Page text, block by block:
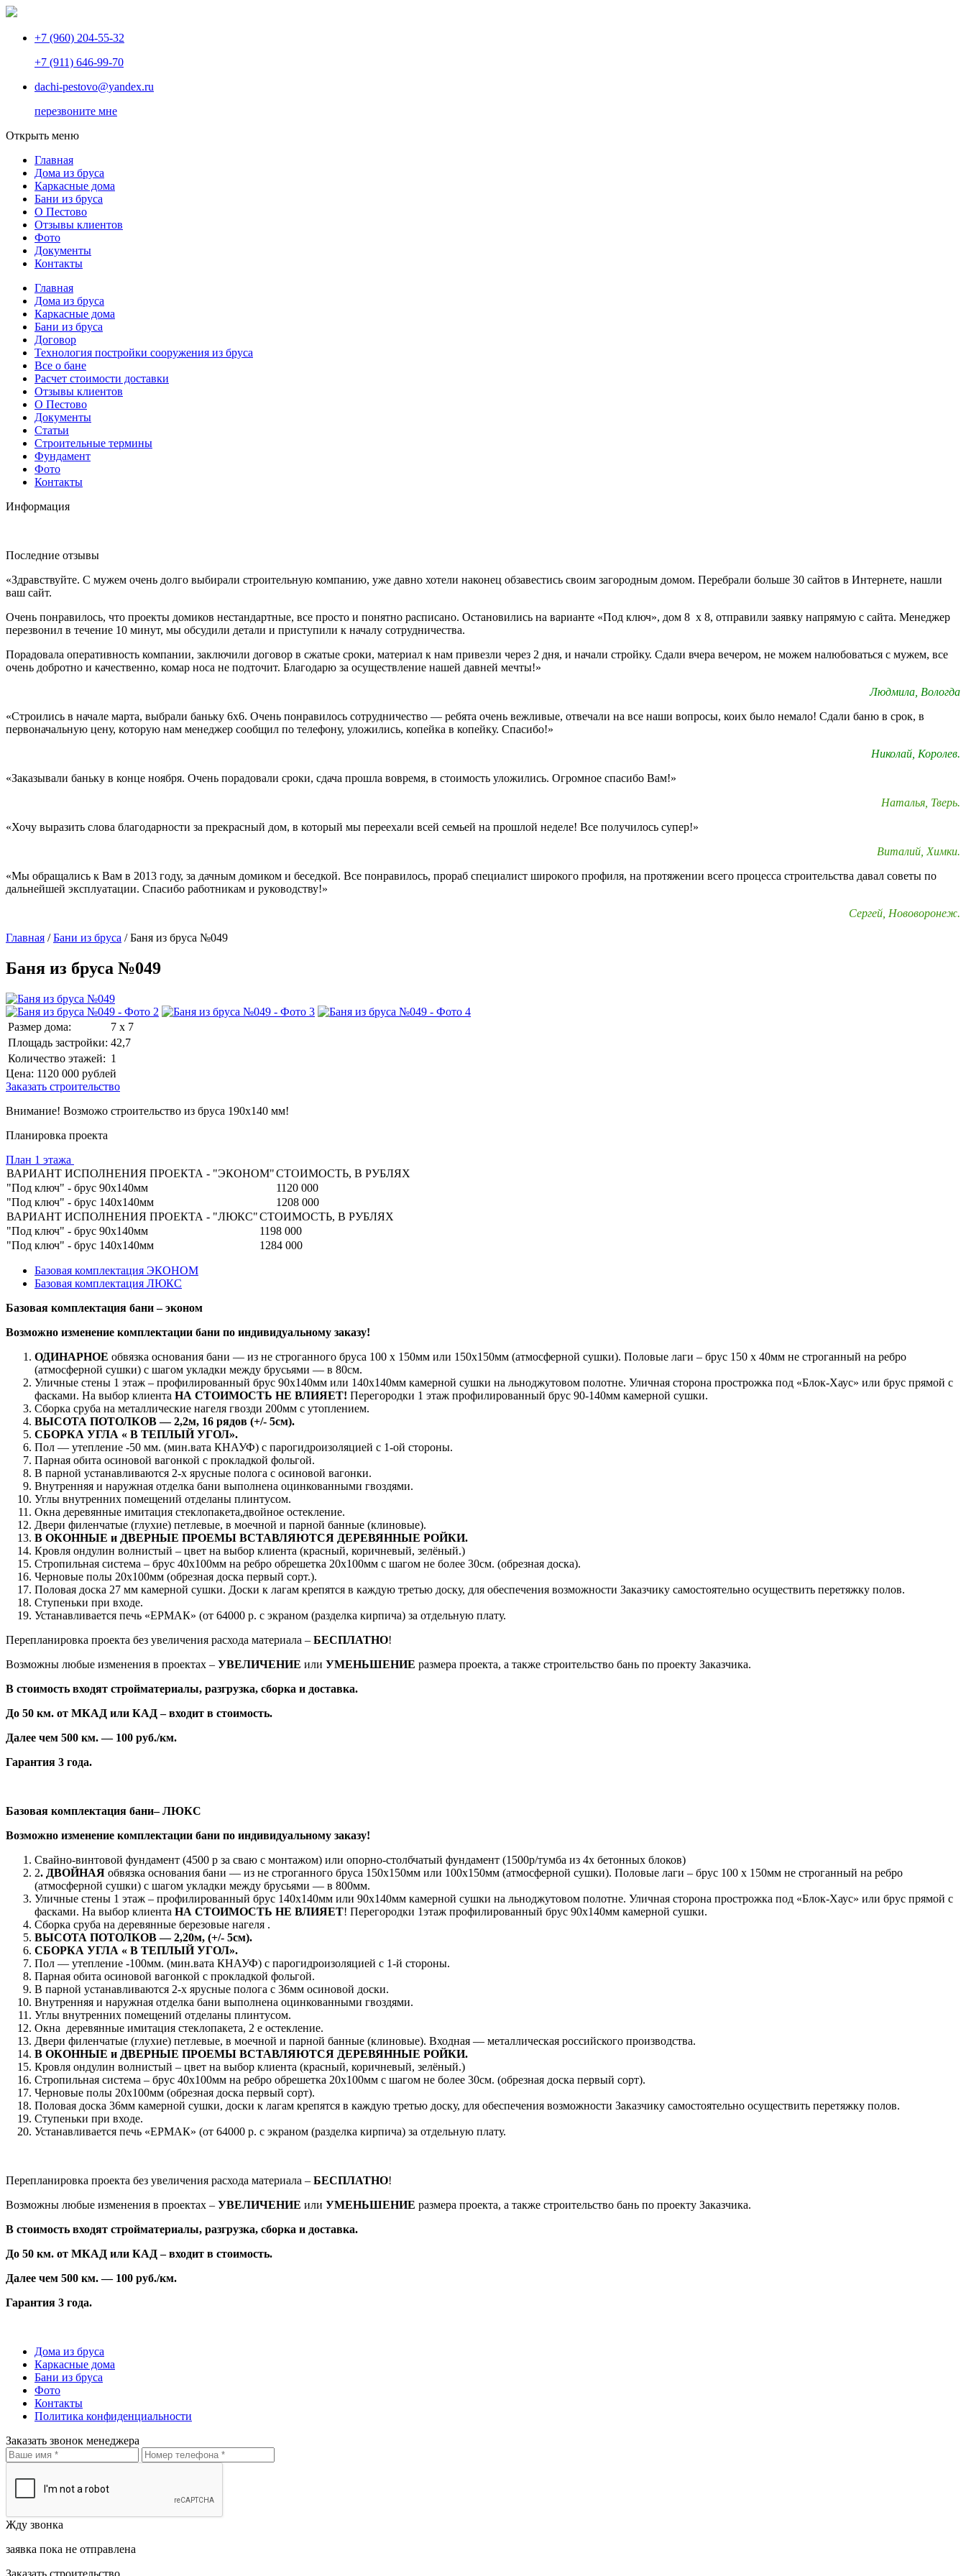
+7 (960) 204-55-32
+7 (911) 646-99-70
dachi-pestovo@yandex.ru
перезвоните мне
Открыть меню
Главная
Дома из бруса
Каркасные дома
Бани из бруса
О Пестово
Отзывы клиентов
Фото
Документы
Контакты
Главная
Дома из бруса
Каркасные дома
Бани из бруса
Договор
Технология постройки сооружения из бруса
Все о бане
Расчет стоимости доставки
Отзывы клиентов
О Пестово
Документы
Статьи
Строительные термины
Фундамент
Фото
Контакты
Информация
Последние отзывы
«Здравствуйте. С мужем очень долго выбирали строительную компанию, уже давно хотели наконец обзавестись своим загородным домом. Перебрали больше 30 сайтов в Интернете, нашли
ваш сайт.
Очень понравилось, что проекты домиков нестандартные, все просто и понятно расписано. Остановились на варианте «Под ключ», дом 8 х 8, отправили заявку напрямую с сайта. Менеджер
перезвонил в течение 10 минут, мы обсудили детали и приступили к началу сотрудничества.
Порадовала оперативность компании, заключили договор в сжатые сроки, материал к нам привезли через 2 дня, и начали стройку. Сдали вчера вечером, не можем налюбоваться с мужем, все
очень добротно и качественно, комар носа не подточит. Благодарю за осуществление нашей давней мечты!»
Людмила, Вологда
«Строились в начале марта, выбрали баньку 6х6. Очень понравилось сотрудничество — ребята очень вежливые, отвечали на все наши вопросы, коих было немало! Сдали баню в срок, в
первоначальную цену, которую нам менеджер сообщил по телефону, уложились, копейка в копейку. Спасибо!»
Николай, Королев.
«Заказывали баньку в конце ноября. Очень порадовали сроки, сдача прошла вовремя, в стоимость уложились. Огромное спасибо Вам!»
Наталья, Тверь.
«Хочу выразить слова благодарности за прекрасный дом, в который мы переехали всей семьей на прошлой неделе! Все получилось супер!»
Виталий, Химки.
«Мы обращались к Вам в 2013 году, за дачным домиком и беседкой. Все понравилось, прораб специалист широкого профиля, на протяжении всего процесса строительства давал советы по
дальнейшей эксплуатации. Спасибо работникам и руководству!»
Сергей, Нововоронеж.
Главная /Бани из бруса /Баня из бруса №049
Баня из бруса №049
Размер дома:
7 x 7
Площадь застройки: 42,7
Количество этажей: 1
Цена: 1120 000 рублей
Заказать строительство
Внимание! Возможо строительство из бруса 190х140 мм!
Планировка проекта
План 1 этажа
ВАРИАНТ ИСПОЛНЕНИЯ ПРОЕКТА - "ЭКОНОМ"СТОИМОСТЬ, В РУБЛЯХ
"Под ключ" - брус 90х140мм
1120 000
"Под ключ" - брус 140х140мм
1208 000
ВАРИАНТ ИСПОЛНЕНИЯ ПРОЕКТА - "ЛЮКС"СТОИМОСТЬ, В РУБЛЯХ
"Под ключ" - брус 90х140мм
1198 000
"Под ключ" - брус 140х140мм
1284 000
Базовая комплектация ЭКОНОМ
Базовая комплектация ЛЮКС
Базовая комплектация бани – эконом
Возможно изменение комплектации бани по индивидуальному заказу!
ОДИНАРНОЕ обвязка основания бани — из не строганного бруса 100 х 150мм или 150х150мм (атмосферной сушки). Половые лаги – брус 150 х 40мм не строганный на ребро
(атмосферной сушки) с шагом укладки между брусьями — в 80см.
Уличные стены 1 этаж – профилированный брус 90х140мм или 140х140мм камерной сушки на льноджутовом полотне. Уличная сторона прострожка под «Блок-Хаус» или брус прямой с
фасками. На выбор клиента НА СТОИМОСТЬ НЕ ВЛИЯЕТ! Перегородки 1 этаж профилированный брус 90-140мм камерной сушки.
Сборка сруба на металлические нагеля гвозди 200мм с утоплением.
ВЫСОТА ПОТОЛКОВ — 2,2м, 16 рядов (+/- 5см).
СБОРКА УГЛА « В ТЕПЛЫЙ УГОЛ».
Пол — утепление -50 мм. (мин.вата КНАУФ) с парогидроизоляцией с 1-ой стороны.
Парная обита осиновой вагонкой с прокладкой фольгой.
В парной устанавливаются 2-х ярусные полога с осиновой вагонки.
Внутренняя и наружная отделка бани выполнена оцинкованными гвоздями.
Углы внутренних помещений отделаны плинтусом.
Окна деревянные имитация стеклопакета,двойное остекление.
Двери филенчатые (глухие) петлевые, в моечной и парной банные (клиновые).
В ОКОННЫЕ и ДВЕРНЫЕ ПРОЕМЫ ВСТАВЛЯЮТСЯ ДЕРЕВЯННЫЕ РОЙКИ.
Кровля ондулин волнистый – цвет на выбор клиента (красный, коричневый, зелёный.)
Стропильная система – брус 40х100мм на ребро обрешетка 20х100мм с шагом не более 30см. (обрезная доска).
Черновые полы 20х100мм (обрезная доска первый сорт.).
Половая доска 27 мм камерной сушки. Доски к лагам крепятся в каждую третью доску, для обеспечения возможности Заказчику самостоятельно осуществить перетяжку полов.
Ступеньки при входе.
Устанавливается печь «ЕРМАК» (от 64000 р. с экраном (разделка кирпича) за отдельную плату.
Перепланировка проекта без увеличения расхода материала – БЕСПЛАТНО!
Возможны любые изменения в проектах – УВЕЛИЧЕНИЕ или УМЕНЬШЕНИЕ размера проекта, а также строительство бань по проекту Заказчика.
В стоимость входят стройматериалы, разгрузка, сборка и доставка.
До 50 км. от МКАД или КАД – входит в стоимость.
Далее чем 500 км. — 100 руб./км.
Гарантия 3 года.
Базовая комплектация бани– ЛЮКС
Возможно изменение комплектации бани по индивидуальному заказу!
Свайно-винтовой фундамент (4500 р за сваю с монтажом) или опорно-столбчатый фундамент (1500р/тумба из 4х бетонных блоков)
2. ДВОЙНАЯ обвязка основания бани — из не строганного бруса 150х150мм или 100х150мм (атмосферной сушки). Половые лаги – брус 100 х 150мм не строганный на ребро
(атмосферной сушки) с шагом укладки между брусьями — в 800мм.
Уличные стены 1 этаж – профилированный брус 140х140мм или 90х140мм камерной сушки на льноджутовом полотне. Уличная сторона прострожка под «Блок-Хаус» или брус прямой с
фасками. На выбор клиента НА СТОИМОСТЬ НЕ ВЛИЯЕТ! Перегородки 1этаж профилированный брус 90х140мм камерной сушки.
Сборка сруба на деревянные березовые нагеля .
ВЫСОТА ПОТОЛКОВ — 2,20м, (+/- 5см).
СБОРКА УГЛА « В ТЕПЛЫЙ УГОЛ».
Пол — утепление -100мм. (мин.вата КНАУФ) с парогидроизоляцией с 1-й стороны.
Парная обита осиновой вагонкой с прокладкой фольгой.
В парной устанавливаются 2-х ярусные полога с 36мм осиновой доски.
Внутренняя и наружная отделка бани выполнена оцинкованными гвоздями.
Углы внутренних помещений отделаны плинтусом.
Окна деревянные имитация стеклопакета, 2 е остекление.
Двери филенчатые (глухие) петлевые, в моечной и парной банные (клиновые). Входная — металлическая российского производства.
В ОКОННЫЕ и ДВЕРНЫЕ ПРОЕМЫ ВСТАВЛЯЮТСЯ ДЕРЕВЯННЫЕ РОЙКИ.
Кровля ондулин волнистый – цвет на выбор клиента (красный, коричневый, зелёный.)
Стропильная система – брус 40х100мм на ребро обрешетка 20х100мм с шагом не более 30см. (обрезная доска первый сорт).
Черновые полы 20х100мм (обрезная доска первый сорт).
Половая доска 36мм камерной сушки, доски к лагам крепятся в каждую третью доску, для обеспечения возможности Заказчику самостоятельно осуществить перетяжку полов.
Ступеньки при входе.
Устанавливается печь «ЕРМАК» (от 64000 р. с экраном (разделка кирпича) за отдельную плату.
Перепланировка проекта без увеличения расхода материала – БЕСПЛАТНО!
Возможны любые изменения в проектах – УВЕЛИЧЕНИЕ или УМЕНЬШЕНИЕ размера проекта, а также строительство бань по проекту Заказчика.
В стоимость входят стройматериалы, разгрузка, сборка и доставка.
До 50 км. от МКАД или КАД – входит в стоимость.
Далее чем 500 км. — 100 руб./км.
Гарантия 3 года.
Дома из бруса
Каркасные дома
Бани из бруса
Фото
Контакты
Политика конфиденциальности
Заказать звонок менеджера
Жду звонка
заявка пока не отправлена
Заказать строительство